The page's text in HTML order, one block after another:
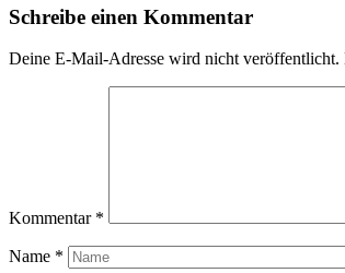
Schreibe einen Kommentar
Deine E-Mail-Adresse wird nicht veröffentlicht.
Kommentar *
Name *